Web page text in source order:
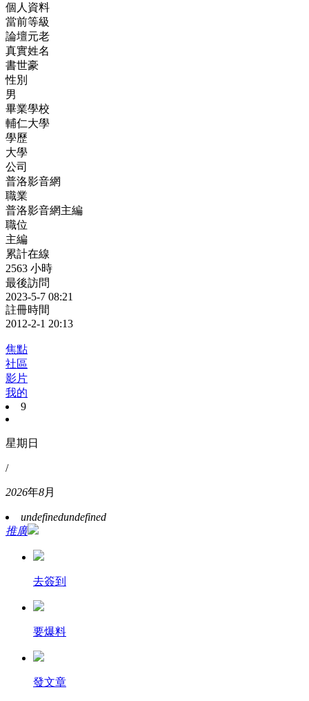
個人資料
當前等級
論壇元老
真實姓名
書世豪
性別
男
畢業學校
輔仁大學
學歷
大學
公司
普洛影音網
職業
普洛影音網主編
職位
主編
累計在線
2563 小時
最後訪問
2023-5-7 08:21
註冊時間
2012-2-1 20:13
焦點
社區
影片
我的
9
星期日
/
2026年8月
undefinedundefined
推廣
去簽到
要爆料
發文章